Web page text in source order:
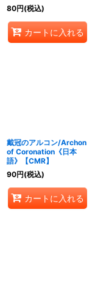
80円(税込)
カートに入れる
戴冠のアルコン/Archon
of Coronation《日本
語》【CMR】
90円(税込)
カートに入れる